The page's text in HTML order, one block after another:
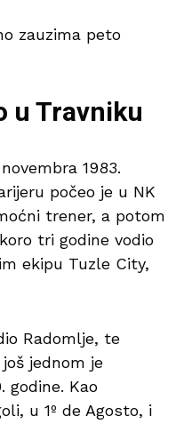
zauzima peto
u Travniku
1983.
počeo je u NK
trener, a potom
tri godine vodio
ekipu Tuzle City,
Radomlje, te
jednom je
godine. Kao
u 1º de Agosto, i